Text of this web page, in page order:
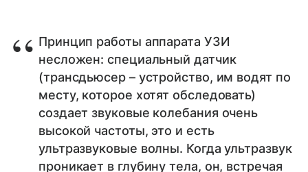
Принцип работы аппарата УЗИ
несложен: специальный датчик
(трансдьюсер – устройство, им водят по
месту, которое хотят обследовать)
создает звуковые колебания очень
высокой частоты, это и есть
ультразвуковые волны. Когда ультразвук
проникает в глубину тела, он, встречая